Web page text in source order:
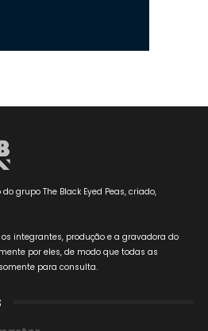
grupo The Black Eyed Peas, criado,
integrantes, produção e a gravadora do
por eles, de modo que todas as
para consulta.